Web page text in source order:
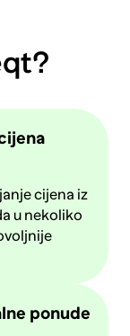
cijena iz
u nekoliko
ponude